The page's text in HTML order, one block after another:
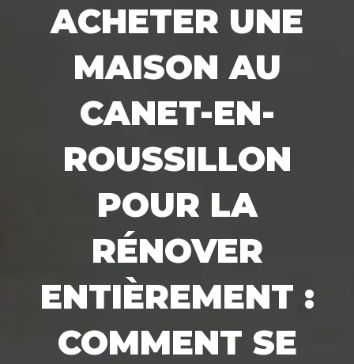
ACHETER UNE
MAISON AU
CANET-EN-
ROUSSILLON
POUR LA
RÉNOVER
ENTIÈREMENT :
COMMENT SE